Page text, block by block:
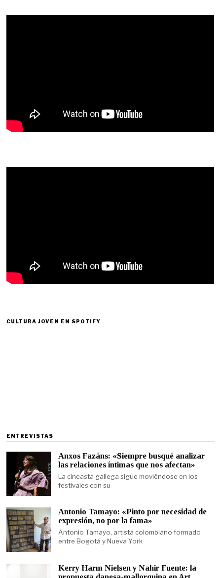
CULTURA JOVEN EN SPOTIFY
ENTREVISTAS
Anxos Fazáns: «Siempre busqué analizar
las relaciones íntimas que nos afectan»
La cineasta gallega sigue moviéndose en los
festivales con su
Antonio Tamayo: «Pinto por necesidad de
expresión, no por la fama»
Antonio Tamayo, artista colombiano formado
entre Bogotá y Nueva York
Kerry Harm Nielsen y Nahir Fuente: la